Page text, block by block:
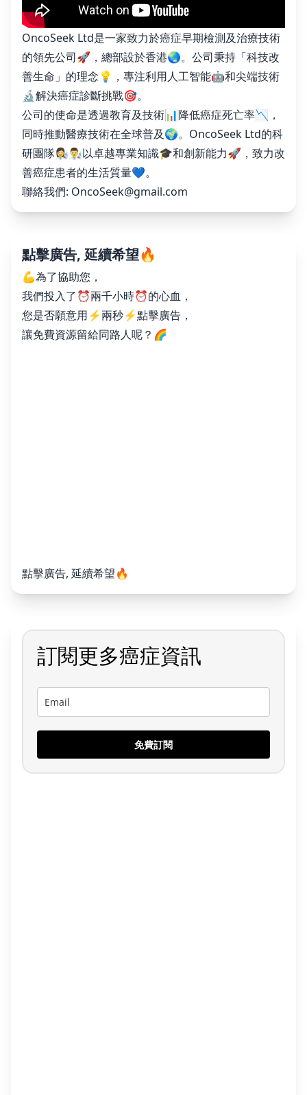
OncoSeek Ltd是一家致力於癌症早期檢測及治療技術
的領先公司🚀，總部設於香港🌏。公司秉持「科技改
善生命」的理念💡，專注利用人工智能🤖和尖端技術
🔬解決癌症診斷挑戰🎯。
公司的使命是透過教育及技術📊降低癌症死亡率📉，
同時推動醫療技術在全球普及🌍。OncoSeek Ltd的科
研團隊👩‍🔬👨‍🔬以卓越專業知識🎓和創新能力🚀，致力改
善癌症患者的生活質量💙。
聯絡我們: OncoSeek@gmail.com
點擊廣告, 延續希望🔥
💪為了協助您，
我們投入了⏰兩千小時⏰的心血，
您是否願意用⚡️兩秒⚡️點擊廣告，
讓免費資源留給同路人呢？🌈
點擊廣告, 延續希望🔥
訂閱更多癌症資訊
免費訂閱